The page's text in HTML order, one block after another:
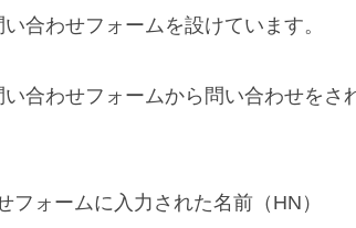
合わせフォームを設けています。
合わせフォームから問い合わせをさ
フォームに入力された名前（HN）